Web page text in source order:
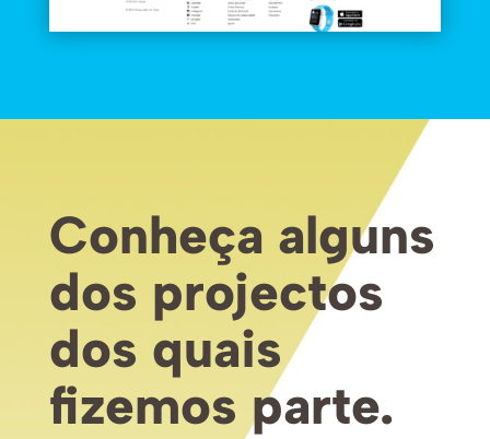
Conheça alguns
dos projectos
dos quais
fizemos parte.